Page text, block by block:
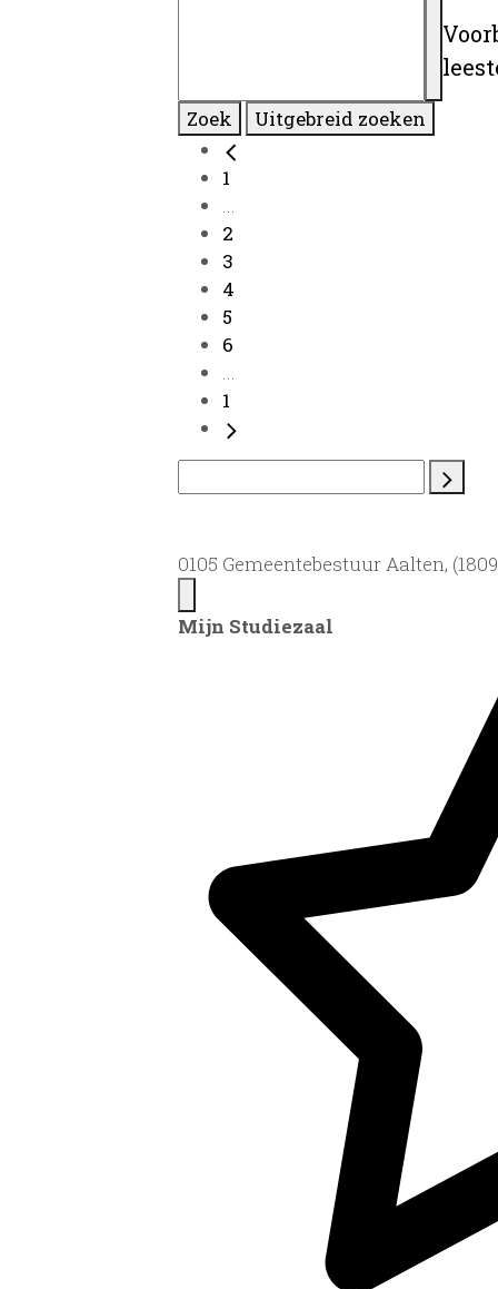
Zoek Uitgebreid zoeken
1
...
2
3
4
5
6
...
1
0105 Gemeentebestuur Aalten,
Mijn Studiezaal